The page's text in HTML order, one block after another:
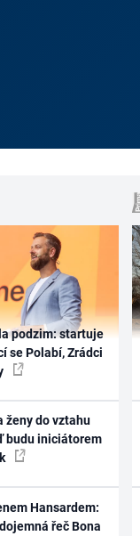
podzim: startuje
se Polabí, Zrádci
ženy do vztahu
budu iniciátorem
Hansardem:
řeč Bona